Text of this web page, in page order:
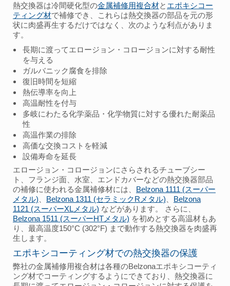
熱交換器は冷間硬化型の金属補修用複合材と エポキシコー
ティング材で補修でき、これらは熱交換器の部品を元の形
状に肉盛再生するだけではなく、次のような利点がありま
す。
長期に渡ってエロージョン・コロージョンに対する耐性
を与える
ガルバニック腐食を排除
復旧時間を短縮
熱伝導率を向上
高温耐性を付与
多岐にわたる化学薬品・化学物質に対する優れた耐薬品
性
高温作業の排除
高価な交換コストを軽減
設備寿命を延長
エロージョン・コロージョンにさらされるチューブシー
ト、フランジ面、水室、エンドカバーなどの熱交換器部品
の補修に使われる金属補修材には、 Belzona 1111 (スーパー
メタル)
Belzona 1311 (セラミックRメタル)
Belzona
1121 (スーパーXLメタル) などがあります。 さらに、
Belzona 1511 (スーパーHTメタル) を初めとする高温材もあ
り、最高温度150°C (302°F) まで動作する熱交換器を肉盛再
生します。
エポキシコーティング材での熱交換器の保護
弊社の金属補修用複合材は各種のBelzonaエポキシコーティ
ング材でコーティングするようにできており、熱交換器に